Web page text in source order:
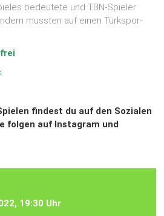
bedeutete und TBN-Spieler
mussten auf einen Türkspor-
findest du auf den Sozialen
folgen auf Instagram und
19:30 Uhr